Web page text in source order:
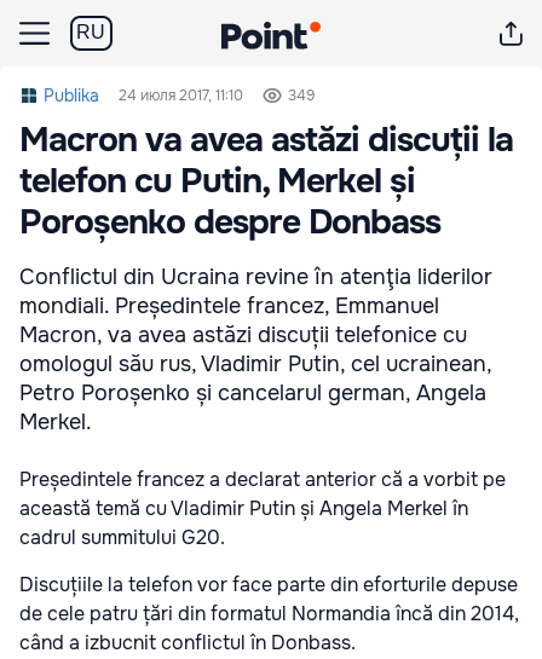
RU
Publika 24 июля 2017, 11:10 349
Macron va avea astăzi discuții la
telefon cu Putin, Merkel și
Poroșenko despre Donbass
Conflictul din Ucraina revine în atenţia liderilor
mondiali. Președintele francez, Emmanuel
Macron, va avea astăzi discuții telefonice cu
omologul său rus, Vladimir Putin, cel ucrainean,
Petro Poroșenko și cancelarul german, Angela
Merkel.
Președintele francez a declarat anterior că a vorbit pe
această temă cu Vladimir Putin și Angela Merkel în
cadrul summitului G20.
Discuțiile la telefon vor face parte din eforturile depuse
de cele patru țări din formatul Normandia încă din 2014,
când a izbucnit conflictul în Donbass.